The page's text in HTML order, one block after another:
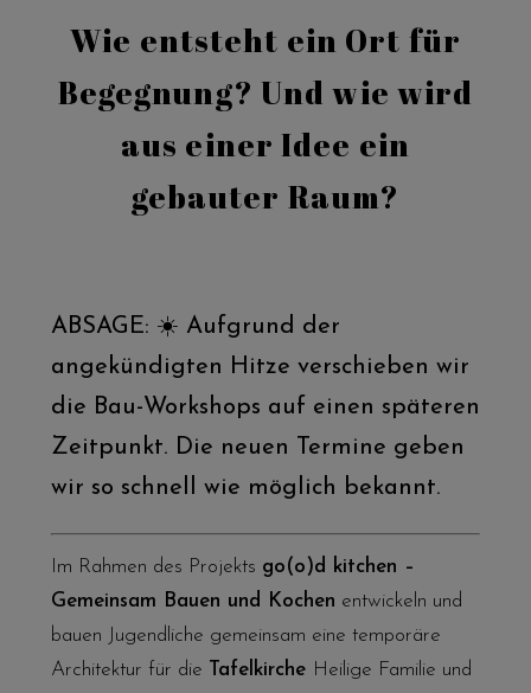
Wie entsteht ein Ort für
Begegnung? Und wie wird
aus einer Idee ein
gebauter Raum?
ABSAGE: ☀️ Aufgrund der
angekündigten Hitze verschieben wir
die Bau-Workshops auf einen späteren
Zeitpunkt. Die neuen Termine geben
wir so schnell wie möglich bekannt.
Im Rahmen des Projekts go(o)d kitchen –
Gemeinsam Bauen und Kochen entwickeln und
bauen Jugendliche gemeinsam eine temporäre
Architektur für die
Tafelkirche Heilige Familie und